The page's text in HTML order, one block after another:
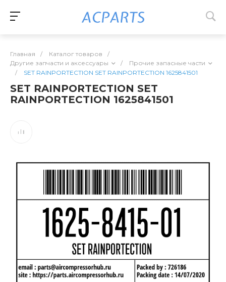
Главная / Каталог товаров
/
Другие запчасти и аксессуары
/
Прочие запасные части
/
SET RAINPORTECTION SET RAINPORTECTION 1625841501
SET RAINPORTECTION SET
RAINPORTECTION 1625841501